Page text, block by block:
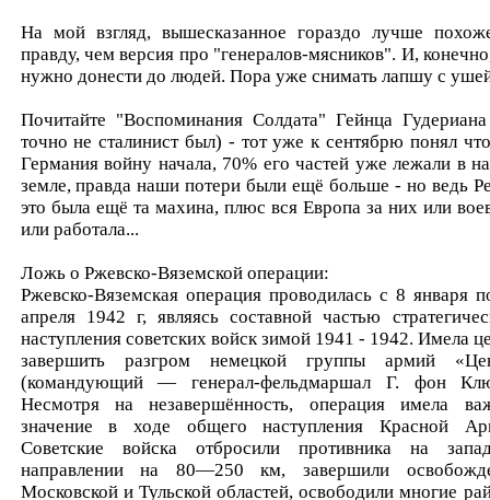
На мой взгляд, вышесказанное гораздо лучше
правду, чем версия про "генералов-мясников". И,
нужно донести до людей. Пора уже снимать лапшу с
Почитайте "Воспоминания Солдата" Гейнца
точно не сталинист был) - тот уже к сентябрю понял
Германия войну начала, 70% его частей уже лежали в
земле, правда наши потери были ещё больше - но ведь
это была ещё та махина, плюс вся Европа за них или
или работала...
Ложь о Ржевско-Вяземской операции:
Ржевско-Вяземская операция проводилась с 8 января
апреля 1942 г, являясь составной частью
наступления советских войск зимой 1941 - 1942. Имела
завершить разгром немецкой группы армий
(командующий — генерал-фельдмаршал Г. фон
Несмотря на незавершённость, операция имела
значение в ходе общего наступления Красной
Советские войска отбросили противника на
направлении на 80—250 км, завершили
Московской и Тульской областей, освободили многие